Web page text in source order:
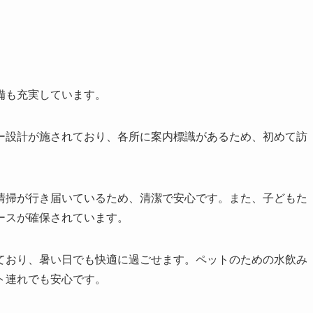
充実しています。
計が施されており、各所に案内標識があるため、初めて訪
が行き届いているため、清潔で安心です。また、子どもた
が確保されています。
り、暑い日でも快適に過ごせます。ペットのための水飲み
れでも安心です。